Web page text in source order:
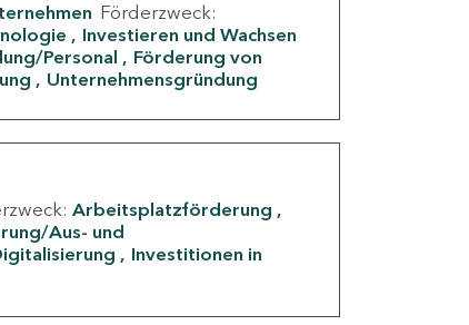
Förderzweck:
Investieren und Wachsen
Personal
Förderung von
Unternehmensgründung
Arbeitsplatzförderung
Aus- und
Investitionen in